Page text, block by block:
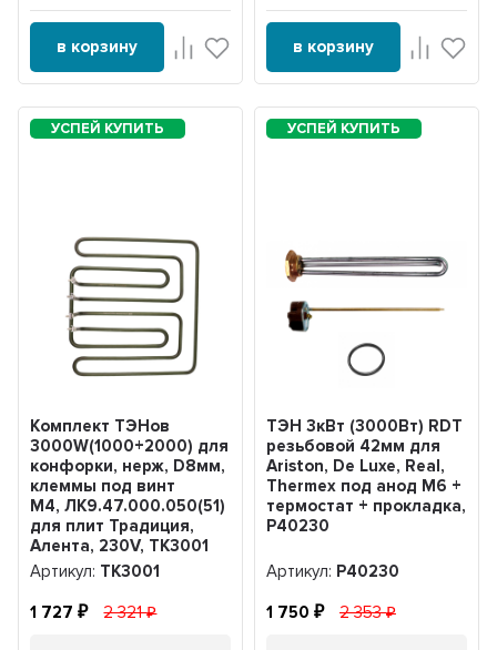
в корзину в корзину
Комплект ТЭНов
3000W(1000+2000) для
конфорки, нерж, D8мм,
клеммы под винт
М4, ЛК9.47.000.050(51)
для плит Традиция,
Алента, 230V, ТК3001
Артикул: ТК3001
1 727 2 321
ТЭН 3кВт (3000Вт) RDT
резьбовой 42мм для
Ariston, De Luxe, Real,
Thermex под анод М6 +
термостат + прокладка,
P40230
Артикул: P40230
1 750 2 353